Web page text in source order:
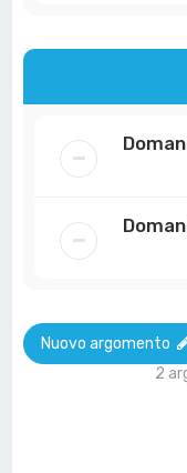
Nuovo argomento
2